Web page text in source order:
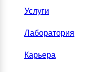
Услуги
Лаборатория
Карьера